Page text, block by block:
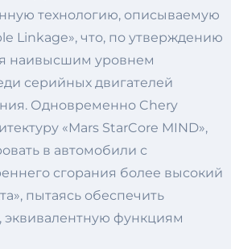
технологию, описываемую
Linkage», что, по утверждению
наивысшим уровнем
серийных двигателей
Одновременно Chery
«Mars StarCore MIND»,
в автомобили с
сгорания более высокий
пытаясь обеспечить
эквивалентную функциям